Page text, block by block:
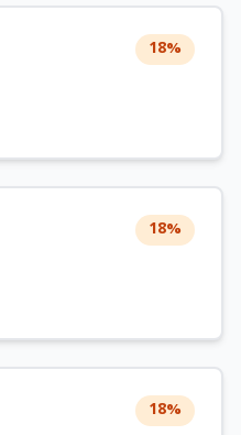
18%
18%
18%